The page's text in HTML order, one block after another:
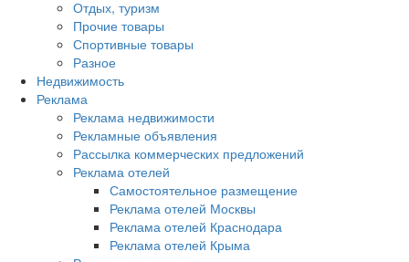
Отдых, туризм
Прочие товары
Спортивные товары
Разное
Недвижимость
Реклама
Реклама недвижимости
Рекламные объявления
Рассылка коммерческих предложений
Реклама отелей
Самостоятельное размещение
Реклама отелей Москвы
Реклама отелей Краснодара
Реклама отелей Крыма